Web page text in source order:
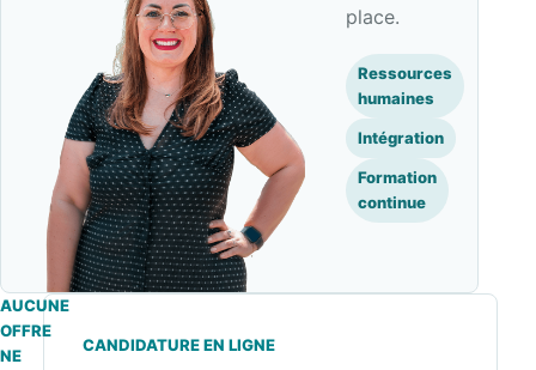
place.
Ressources
humaines
Intégration
Formation
continue
AUCUNE
OFFRE
NE
CANDIDATURE EN LIGNE